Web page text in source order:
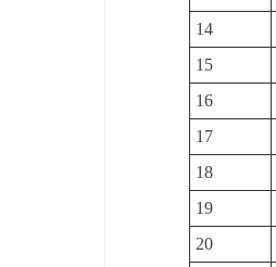
14
15
16
17
18
19
20